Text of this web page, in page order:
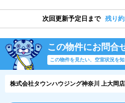
次回更新予定日まで 残り
この物件にお問合
この物件を見たい、空室状況を
株式会社タウンハウジング神奈川 上大岡店